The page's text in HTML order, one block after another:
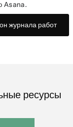
Asana.
журнала работ
ресурсы